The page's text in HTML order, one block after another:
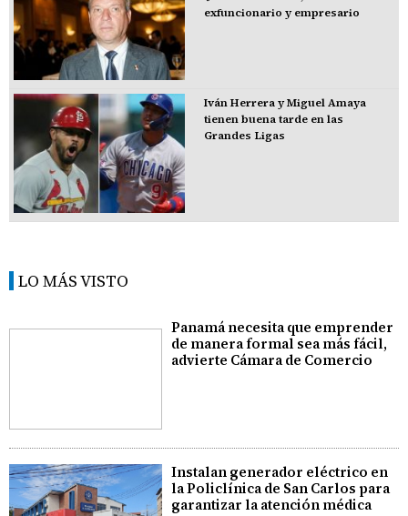
exfuncionario y empresario
Iván Herrera y Miguel Amaya
tienen buena tarde en las
Grandes Ligas
LO MÁS VISTO
Panamá necesita que emprender
de manera formal sea más fácil,
advierte Cámara de Comercio
Instalan generador eléctrico en
la Policlínica de San Carlos para
garantizar la atención médica